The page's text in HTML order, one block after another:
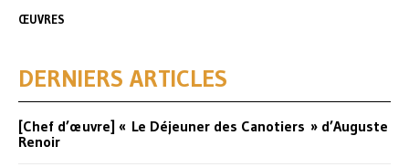
ŒUVRES
DERNIERS ARTICLES
[Chef d’œuvre] « Le Déjeuner des Canotiers » d’Auguste
Renoir